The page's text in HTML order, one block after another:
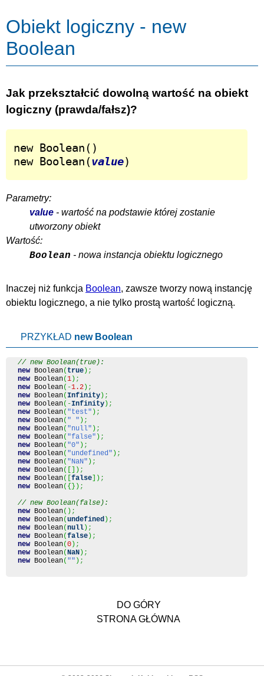
Obiekt logiczny - new
Boolean
Jak przekształcić dowolną wartość na obiekt
logiczny (prawda/fałsz)?
new Boolean()
new Boolean(value)
Parametry:
value - wartość na podstawie której zostanie
utworzony obiekt
Wartość:
Boolean - nowa instancja obiektu logicznego
Inaczej niż funkcja Boolean, zawsze tworzy nową instancję
obiektu logicznego, a nie tylko prostą wartość logiczną.
PRZYKŁAD new Boolean
// new Boolean(true):
new Boolean( true ) ;
new Boolean(1 ) ;
new Boolean( -1.2 ) ;
new Boolean( Infinity ) ;
new Boolean( -Infinity ) ;
new Boolean( "test" ) ;
new Boolean( " " ) ;
new Boolean( "null" ) ;
new Boolean( "false" ) ;
new Boolean( "0" ) ;
new Boolean( "undefined" ) ;
new Boolean( "NaN" ) ;
new Boolean( ) ;
new Boolean( false ) ;
new Boolean( { } ) ;
// new Boolean(false):
new Boolean( ) ;
new Boolean(undefined ) ;
new Boolean(null ) ;
new Boolean(false ) ;
new Boolean(0 ) ;
new Boolean(NaN ) ;
new Boolean( "" ) ;
DO GÓRY
STRONA GŁÓWNA